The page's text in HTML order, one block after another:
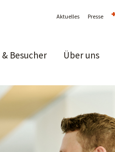
Aktuelles Presse
Besucher Über uns